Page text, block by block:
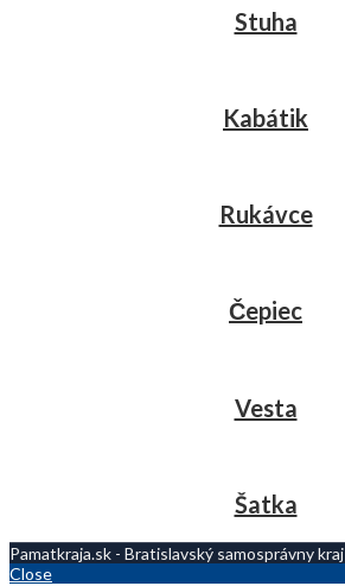
Stuha
Kabátik
Rukávce
Čepiec
Vesta
Šatka
Pamatkraja.sk - Bratislavský samosprávny kraj
Close